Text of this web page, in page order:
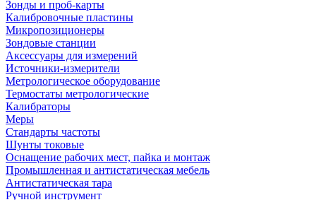
Зонды и проб-карты
Калибровочные пластины
Микропозиционеры
Зондовые станции
Аксессуары для измерений
Источники-измерители
Метрологическое оборудование
Термостаты метрологические
Калибраторы
Меры
Стандарты частоты
Шунты токовые
Оснащение рабочих мест, пайка и монтаж
Промышленная и антистатическая мебель
Антистатическая тара
Ручной инструмент